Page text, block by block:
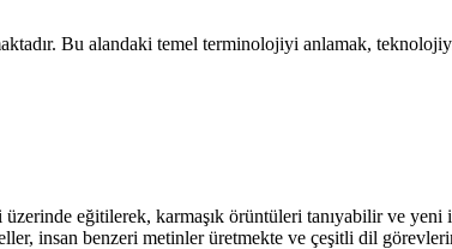
Bu alandaki temel terminolojiyi anlamak,
eğitilerek, karmaşık örüntüleri tanıyabilir ve
insan benzeri metinler üretmekte ve çeşitli dil